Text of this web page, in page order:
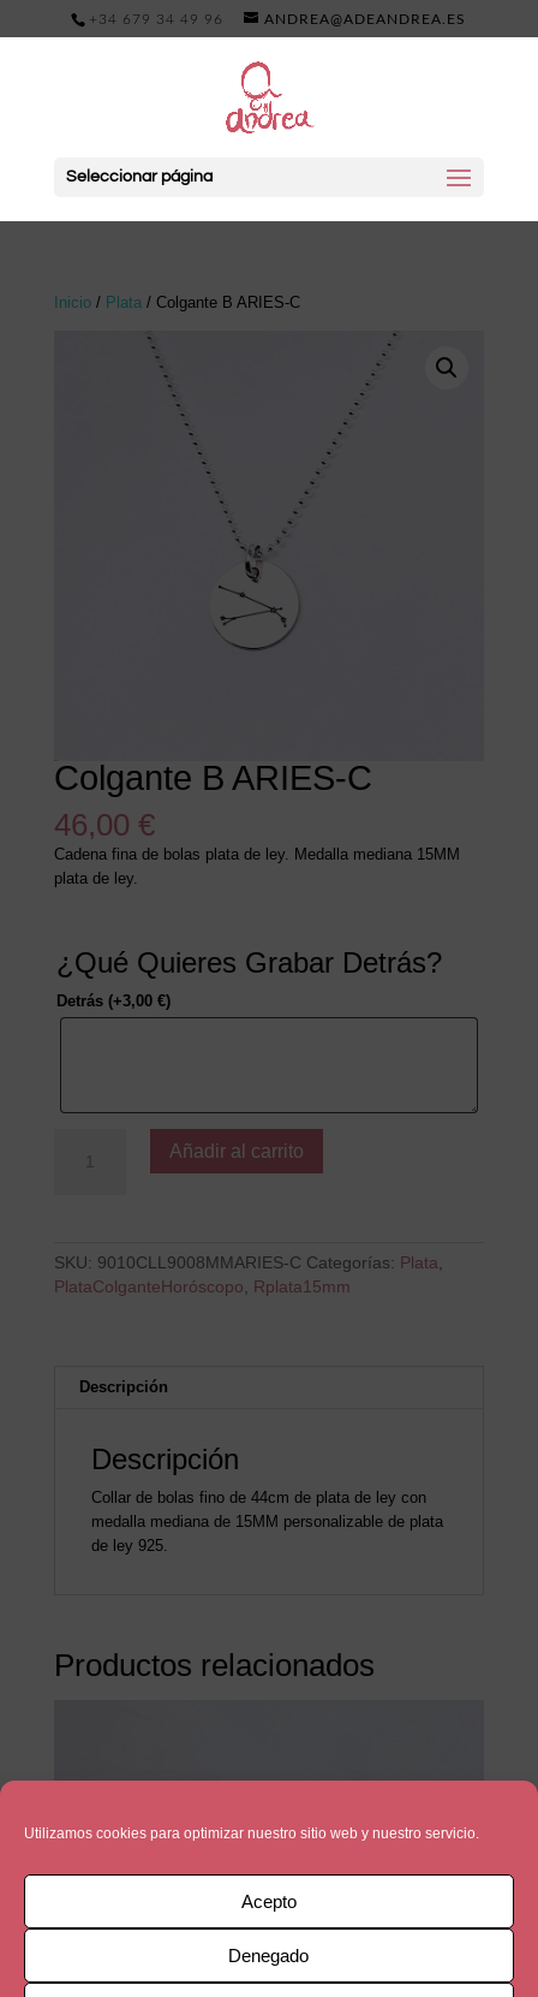
Utilizamos cookies para optimizar nuestro sitio web y nuestro servicio.
Acepto
Denegado
+34 679 34 49 96 ANDREA@ADEANDREA.ES
Seleccionar página
Inicio/ Plata/ Colgante B ARIES-C
Colgante B ARIES-C
46,00 €
Cadena fina de bolas plata de ley. Medalla mediana 15MM
plata de ley.
¿Qué Quieres Grabar Detrás?
Detrás (+3,00 €)
Añadir al carrito
SKU: 9010CLL9008MMARIES-C Categorías: Plata,
PlataColganteHoróscopo, Rplata15mm
Descripción
Descripción
Collar de bolas fino de 44cm de plata de ley con
medalla mediana de 15MM personalizable de plata
de ley 925.
Productos relacionados